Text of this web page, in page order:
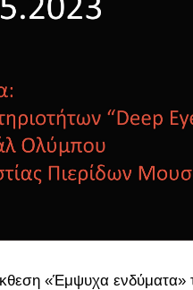
«Έμψυχα ενδύματα»